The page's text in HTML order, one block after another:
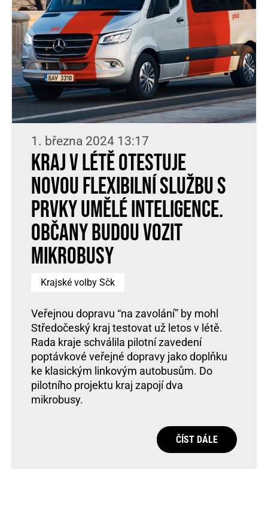
1. března 2024 13:17
Kraj v létě otestuje
novou flexibilní službu s
prvky umělé inteligence.
Občany budou vozit
mikrobusy
Krajské volby Sčk
Veřejnou dopravu “na zavolání” by mohl
Středočeský kraj testovat už letos v létě.
Rada kraje schválila pilotní zavedení
poptávkové veřejné dopravy jako doplňku
ke klasickým linkovým autobusům. Do
pilotního projektu kraj zapojí dva
mikrobusy.
ČÍST DÁLE